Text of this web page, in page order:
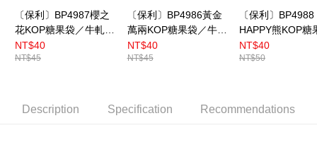
〔保利〕BP4987櫻之
花KOP糖果袋／牛軋糖
包裝袋 100入
NT$40
NT$45
〔保利〕BP4986黃金
萬兩KOP糖果袋／牛軋
糖包裝袋 100入
NT$40
NT$45
〔保利〕BP4988
HAPPY熊KOP糖
／牛軋糖包裝袋
圖案混） 100入
NT$40
NT$50
Description Specification Recommendations